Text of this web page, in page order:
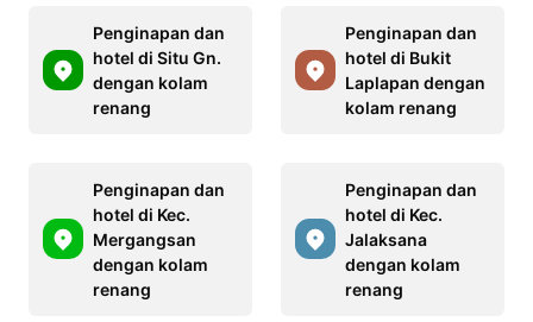
Penginapan dan
hotel di Situ Gn.
dengan kolam
renang
Penginapan dan
hotel di Bukit
Laplapan dengan
kolam renang
Penginapan dan
hotel di Kec.
Mergangsan
dengan kolam
renang
Penginapan dan
hotel di Kec.
Jalaksana
dengan kolam
renang